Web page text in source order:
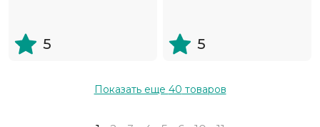
5 5
Показать еще 40 товаров